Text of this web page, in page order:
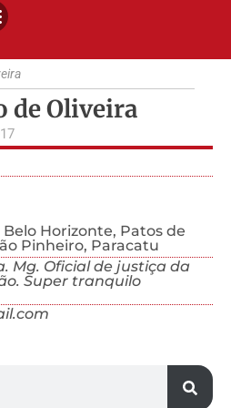
de Oliveira
Horizonte, Patos de
Pinheiro, Paracatu
Mg. Oficial de justiça da
Super tranquilo